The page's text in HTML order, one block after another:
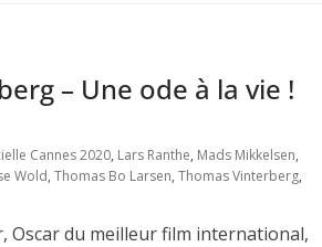
– Une ode à la vie !
Cannes 2020, Lars Ranthe, Mads Mikkelsen,
Wold, Thomas Bo Larsen, Thomas Vinterberg,
Oscar du meilleur film international,